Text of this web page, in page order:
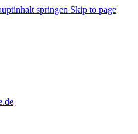
springen Skip to page